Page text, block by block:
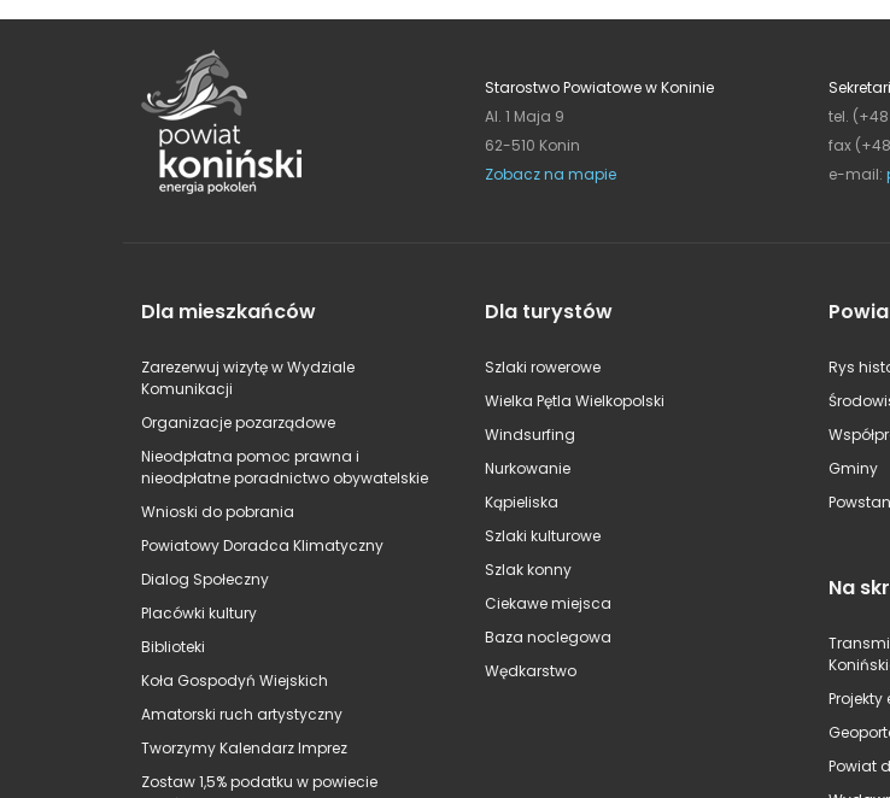
Starostwo Powiatowe w Koninie
Al. 1 Maja 9
62-510 Konin
Zobacz na mapie
tel.
fax
e-mail:
Dla mieszkańców
Zarezerwuj wizytę w Wydziale
Komunikacji
Organizacje pozarządowe
Nieodpłatna pomoc prawna i
nieodpłatne poradnictwo obywatelskie
Wnioski do pobrania
Powiatowy Doradca Klimatyczny
Dialog Społeczny
Placówki kultury
Biblioteki
Koła Gospodyń Wiejskich
Amatorski ruch artystyczny
Tworzymy Kalendarz Imprez
Zostaw 1,5% podatku w powiecie
Dla turystów
Szlaki rowerowe
Wielka Pętla Wielkopolski
Windsurfing
Nurkowanie
Kąpieliska
Szlaki kulturowe
Szlak konny
Ciekawe miejsca
Baza noclegowa
Wędkarstwo
Rys
Gminy
Na
Projekty
Powiat